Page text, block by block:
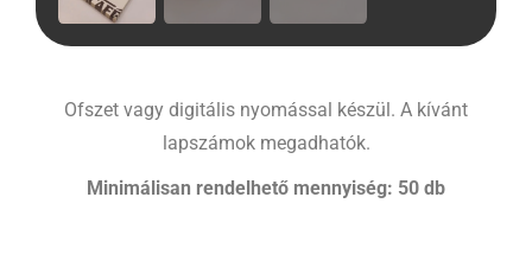
Ofszet vagy digitális nyomással készül. A kívánt
lapszámok megadhatók.
Minimálisan rendelhető mennyiség: 50 db